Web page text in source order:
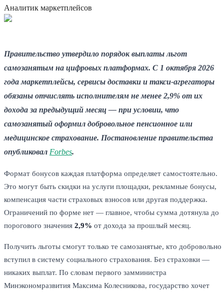
Аналитик маркетплейсов
Правительство утвердило порядок выплаты льгот
самозанятым на цифровых платформах. С 1 октября 2026
года маркетплейсы, сервисы доставки и такси-агрегаторы
обязаны отчислять исполнителям не менее 2,9% от их
дохода за предыдущий месяц — при условии, что
самозанятый оформил добровольное пенсионное или
медицинское страхование. Постановление правительства
опубликовал Forbes.
Формат бонусов каждая платформа определяет самостоятельно.
Это могут быть скидки на услуги площадки, рекламные бонусы,
компенсация части страховых взносов или другая поддержка.
Ограничений по форме нет — главное, чтобы сумма дотянула до
порогового значения 2,9% от дохода за прошлый месяц.
Получить льготы смогут только те самозанятые, кто добровольно
вступил в систему социального страхования. Без страховки —
никаких выплат. По словам первого замминистра
Минэкономразвития Максима Колесникова, государство хочет